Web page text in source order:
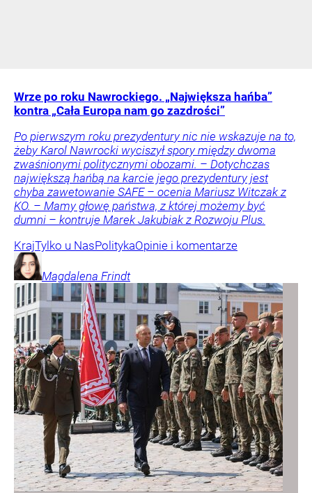
Wrze po roku Nawrockiego. „Największa hańba”
kontra „Cała Europa nam go zazdrości”
Po pierwszym roku prezydentury nic nie wskazuje na to,
żeby Karol Nawrocki wyciszył spory między dwoma
zwaśnionymi politycznymi obozami. – Dotychczas
największą hańbą na karcie jego prezydentury jest
chyba zawetowanie SAFE – ocenia Mariusz Witczak z
KO. – Mamy głowę państwa, z której możemy być
dumni – kontruje Marek Jakubiak z Rozwoju Plus.
KrajTylko u NasPolitykaOpinie i komentarze
Magdalena Frindt